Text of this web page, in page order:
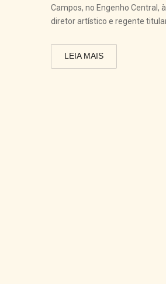
Campos, no Engenho Central,
diretor artístico e regente
LEIA MAIS